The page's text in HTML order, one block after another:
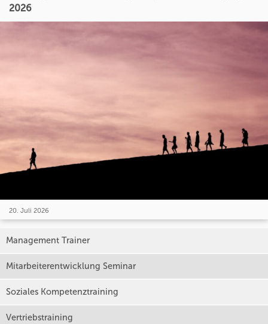
2026
20. Juli 2026
Management Trainer
Mitarbeiterentwicklung Seminar
Soziales Kompetenztraining
Vertriebstraining